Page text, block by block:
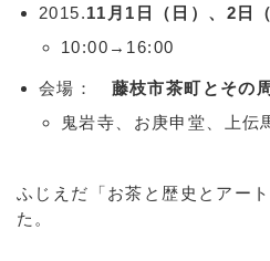
2015.11月1日（日）、2日
10:00→16:00
会場： 藤枝市茶町とその
鬼岩寺、お庚申堂、上伝
ふじえだ「お茶と歴史とアー
た。